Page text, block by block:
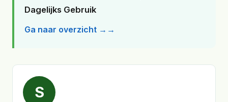
Dagelijks Gebruik
Ga naar overzicht →
S